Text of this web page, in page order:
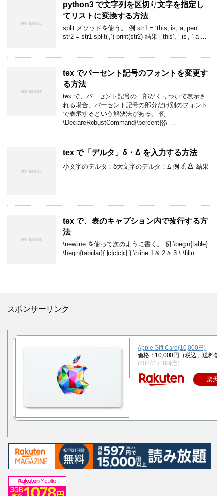
python3 で文字列を区切り文字を指定し
てリストに変換する方法
split メソッドを使う。 例 str1 = ‘this, is, a, pen’
str2 = str1.split(‘,’) print(str2) 結果 [‘this’, ‘ is’, ‘ a …
tex でパーセント記号のフォントを変更す
る方法
tex で、パーセント記号の一部がくっついて表示さ
れる場合、パーセント記号の部分だけ別のフォント
で表示するという解決法がある。 例
\DeclareRobustCommand{\percent}{{\ …
tex で「デルタ」δ・Δ を入力する方法
小文字のデルタ：δ大文字のデルタ：Δ 例
δ Δ
結果
tex で、表のキャプション内で改行する方
法
\newline を使って次のように書く。 例 \begin{table}
\begin{tabular}{ |c|c|c|c| } \hline 1 & 2 & 3 \ \hlin …
スポンサーリンク
Apple Gift Card(10,000円)
価格：10,000円（税込、送料
(2024/1/18時点)
楽